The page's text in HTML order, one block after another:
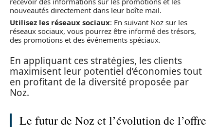
nouveautés directement dans leur boîte mail.
Utilisez les réseaux sociaux: En suivant Noz sur les
réseaux sociaux, vous pourrez être informé des trésors,
des promotions et des événements spéciaux.
En appliquant ces stratégies, les clients
maximisent leur potentiel d’économies tout
en profitant de la diversité proposée par
Noz.
Le futur de Noz et l’évolution de l’offre